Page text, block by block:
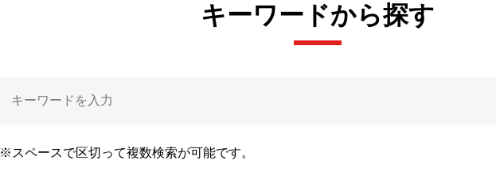
キーワードから探す
※スペースで区切って複数検索が可能です。